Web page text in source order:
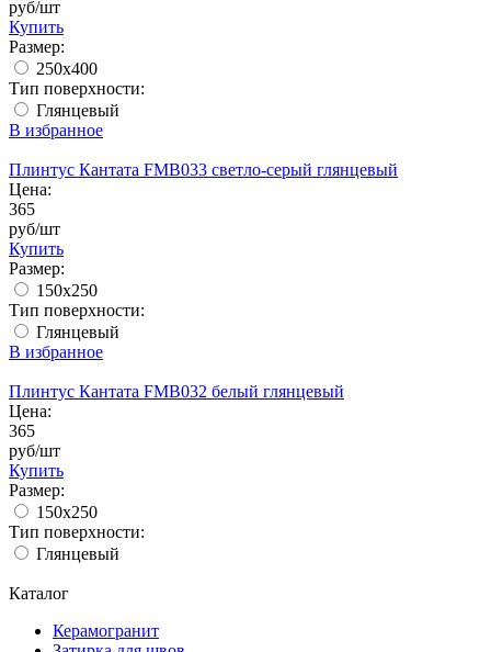
руб/шт
Купить
Размер:
250x400
Тип поверхности:
Глянцевый
В избранное
Плинтус Кантата FMB033 светло-серый глянцевый
Цена:
365
руб/шт
Купить
Размер:
150x250
Тип поверхности:
Глянцевый
В избранное
Плинтус Кантата FMB032 белый глянцевый
Цена:
365
руб/шт
Купить
Размер:
150x250
Тип поверхности:
Глянцевый
Каталог
Керамогранит